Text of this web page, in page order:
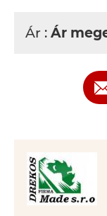
Ár : Ár